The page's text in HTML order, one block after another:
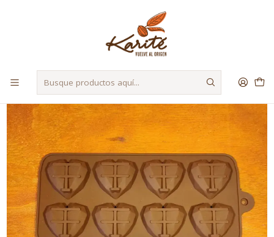
Despacho a Regiones a través de Starken y Bluexpress
Herramientas Moldes